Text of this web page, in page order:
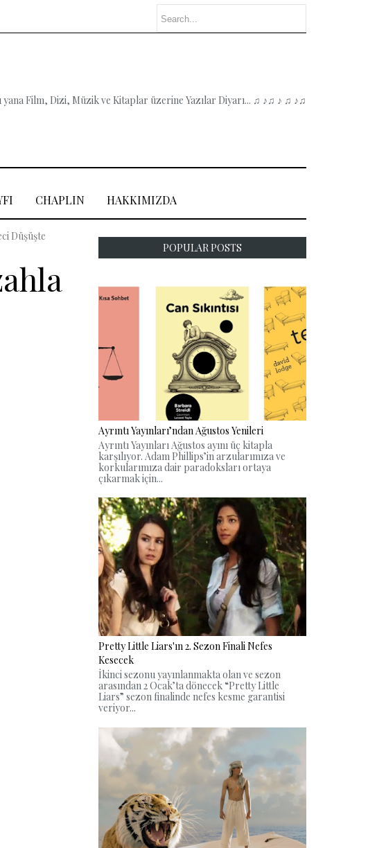
Film, Dizi, Müzik ve Kitaplar üzerine Yazılar Diyarı... ♫ ♪♫ ♪ ♫ ♪♫
CHAPLIN HAKKIMIZDA
Düşüşte
POPULAR POSTS
Ayrıntı Yayınları’ndan Ağustos Yenileri
Ayrıntı Yayınları Ağustos ayını üç kitapla
karşılıyor. Adam Phillips’in arzularımıza ve
korkularımıza dair paradoksları ortaya
çıkarmak için...
Pretty Little Liars'ın 2. Sezon Finali Nefes
Kesecek
İkinci sezonu yayınlanmakta olan ve sezon
arasından 2 Ocak’ta dönecek “Pretty Little
Liars” sezon finalinde nefes kesme garantisi
veriyor...